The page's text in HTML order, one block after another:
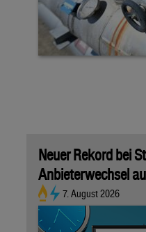
Neuer Rekord bei
Anbieterwechsel
7. August 2026